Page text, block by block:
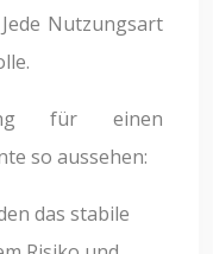
Nutzungsart
für einen
so aussehen:
das stabile